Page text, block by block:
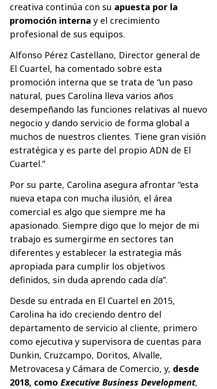
creativa continúa con su apuesta por la
promoción interna y el crecimiento
profesional de sus equipos.
Alfonso Pérez Castellano, Director general de
El Cuartel, ha comentado sobre esta
promoción interna que se trata de “un paso
natural, pues Carolina lleva varios años
desempeñando las funciones relativas al nuevo
negocio y dando servicio de forma global a
muchos de nuestros clientes. Tiene gran visión
estratégica y es parte del propio ADN de El
Cuartel.”
Por su parte, Carolina asegura afrontar “esta
nueva etapa con mucha ilusión, el área
comercial es algo que siempre me ha
apasionado. Siempre digo que lo mejor de mi
trabajo es sumergirme en sectores tan
diferentes y establecer la estrategia más
apropiada para cumplir los objetivos
definidos, sin duda aprendo cada día”.
Desde su entrada en El Cuartel en 2015,
Carolina ha ido creciendo dentro del
departamento de servicio al cliente, primero
como ejecutiva y supervisora de cuentas para
Dunkin, Cruzcampo, Doritos, Alvalle,
Metrovacesa y Cámara de Comercio, y, desde
2018, como Executive Business Development,